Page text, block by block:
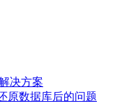
决方案
原数据库后的问题